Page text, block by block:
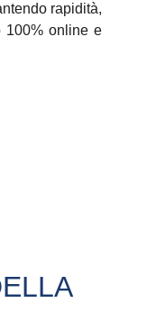
rapidità,
100% online e